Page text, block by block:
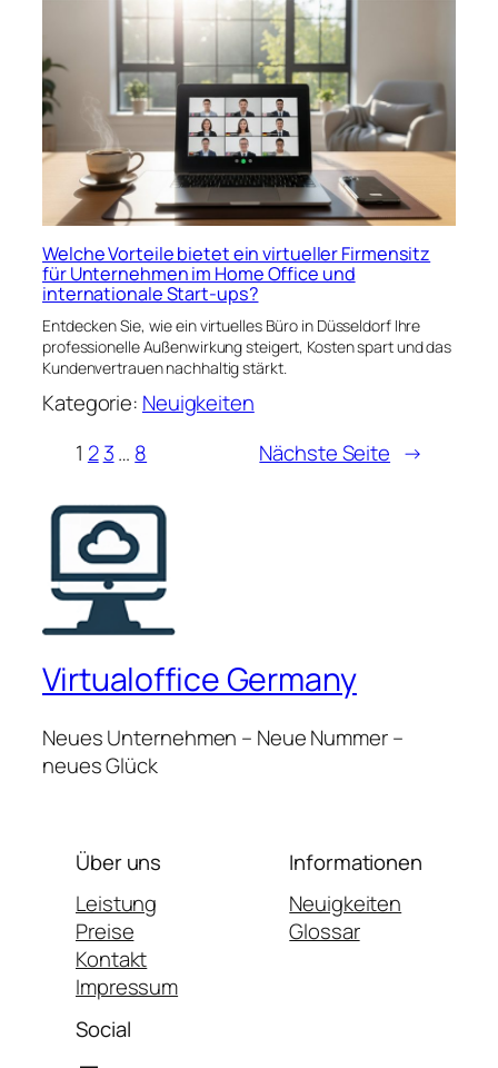
Welche Vorteile bietet ein virtueller Firmensitz
für Unternehmen im Home Office und
internationale Start-ups?
Entdecken Sie, wie ein virtuelles Büro in Düsseldorf Ihre
professionelle Außenwirkung steigert, Kosten spart und das
Kundenvertrauen nachhaltig stärkt.
Kategorie: Neuigkeiten
1 2 3… 8 Nächste Seite →
Virtualoffice Germany
Neues Unternehmen – Neue Nummer –
neues Glück
Über uns
Leistung
Preise
Kontakt
Impressum
Informationen
Neuigkeiten
Glossar
Social